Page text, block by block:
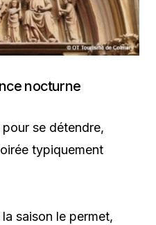
nocturne
se détendre,
typiquement
saison le permet,